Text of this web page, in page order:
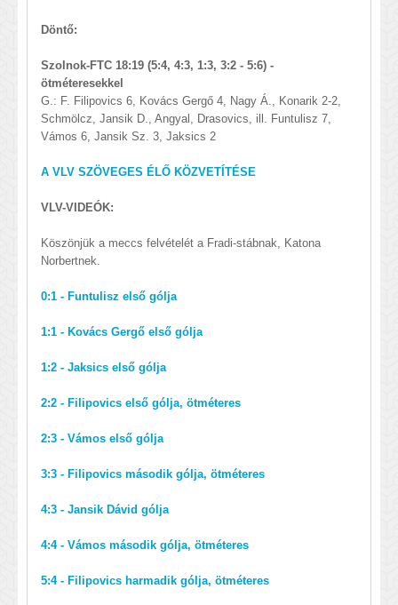
Döntő:
Szolnok-FTC 18:19 (5:4, 4:3, 1:3, 3:2 - 5:6) -
ötméteresekkel
G.: F. Filipovics 6, Kovács Gergő 4, Nagy Á., Konarik 2-2,
Schmölcz, Jansik D., Angyal, Drasovics, ill. Funtulisz 7,
Vámos 6, Jansik Sz. 3, Jaksics 2
A VLV SZÖVEGES ÉLŐ KÖZVETÍTÉSE
VLV-VIDEÓK:
Köszönjük a meccs felvételét a Fradi-stábnak, Katona
Norbertnek.
0:1 - Funtulisz első gólja
1:1 - Kovács Gergő első gólja
1:2 - Jaksics első gólja
2:2 - Filipovics első gólja, ötméteres
2:3 - Vámos első gólja
3:3 - Filipovics második gólja, ötméteres
4:3 - Jansik Dávid gólja
4:4 - Vámos második gólja, ötméteres
5:4 - Filipovics harmadik gólja, ötméteres